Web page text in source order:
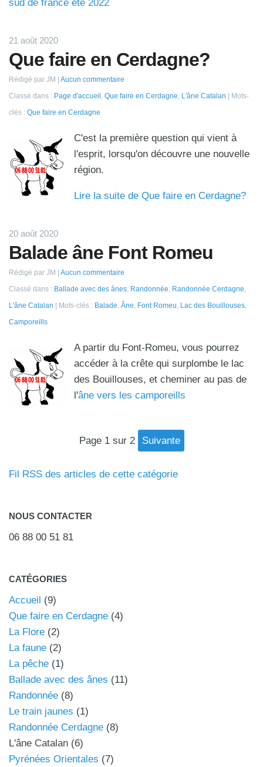
sud de france été 2022
21 août 2020
Que faire en Cerdagne?
Rédigé par JM Aucun commentaire
Classé dans : Page d'accueil Que faire en Cerdagne L'âne Catalan Mots-
clés : Que faire en Cerdagne
C'est la première question qui vient à
l'esprit, lorsqu'on découvre une nouvelle
région.
Lire la suite de Que faire en Cerdagne?
20 août 2020
Balade âne Font Romeu
Rédigé par JM Aucun commentaire
Classé dans : Ballade avec des ânes Randonnée Randonnée Cerdagne
L'âne Catalan Mots-clés : Balade Âne Font Romeu Lac des Bouillouses
Camporeills
A partir du Font-Romeu, vous pourrez
accéder à la crête qui surplombe le lac
des Bouillouses, et cheminer au pas de
l'âne vers les camporeills
page 1 sur 2 suivante
Fil RSS des articles de cette catégorie
NOUS CONTACTER
06 88 00 51 81
CATÉGORIES
Accueil (9)
Que faire en Cerdagne (4)
La Flore (2)
La faune (2)
La pêche (1)
Ballade avec des ânes (11)
Randonnée (8)
Le train jaunes (1)
Randonnée Cerdagne (8)
L'âne Catalan (6)
Pyrénées Orientales (7)